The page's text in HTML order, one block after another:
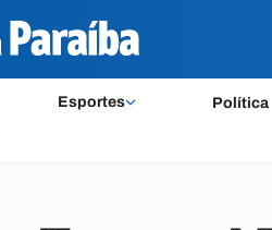
Esportes Política